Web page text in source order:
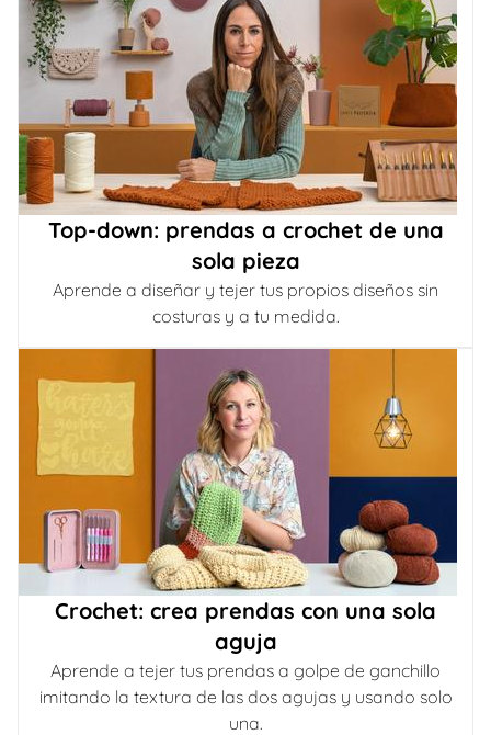
Top-down: prendas a crochet de una
sola pieza
Aprende a diseñar y tejer tus propios diseños sin
costuras y a tu medida.
Crochet: crea prendas con una sola
aguja
Aprende a tejer tus prendas a golpe de ganchillo
imitando la textura de las dos agujas y usando solo
una.